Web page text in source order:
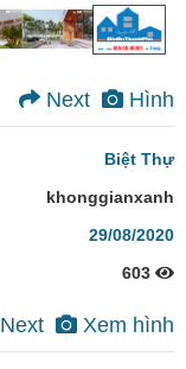
Hình
Next
Biệt Thự
khonggianxanh
29/08/2020
603
Xem hình
Next